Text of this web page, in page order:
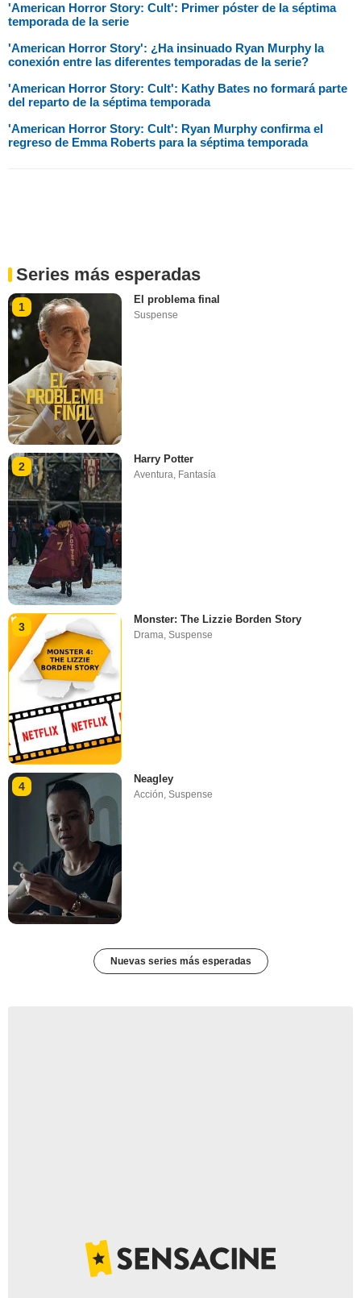
'American Horror Story: Cult': Primer póster de la séptima
temporada de la serie
'American Horror Story': ¿Ha insinuado Ryan Murphy la
conexión entre las diferentes temporadas de la serie?
'American Horror Story: Cult': Kathy Bates no formará parte
del reparto de la séptima temporada
'American Horror Story: Cult': Ryan Murphy confirma el
regreso de Emma Roberts para la séptima temporada
Series más esperadas
1
El problema final
Suspense
2
Harry Potter
Aventura, Fantasía
3
Monster: The Lizzie Borden Story
Drama ,Suspense
4
Neagley
Acción,Suspense
Nuevas series más esperadas